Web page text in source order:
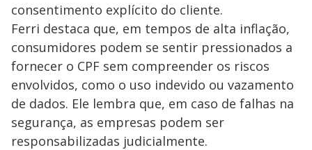
consentimento explícito do cliente.
Ferri destaca que, em tempos de alta inflação,
consumidores podem se sentir pressionados a
fornecer o CPF sem compreender os riscos
envolvidos, como o uso indevido ou vazamento
de dados. Ele lembra que, em caso de falhas na
segurança, as empresas podem ser
responsabilizadas judicialmente.